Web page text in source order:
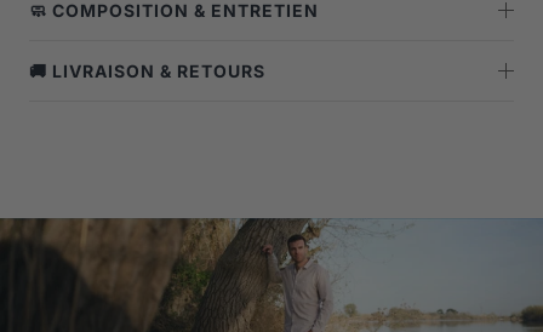
🧼 COMPOSITION & ENTRETIEN
🚚 LIVRAISON & RETOURS